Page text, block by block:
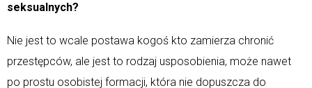
seksualnych?
Nie jest to wcale postawa kogoś kto zamierza chronić
przestępców, ale jest to rodzaj usposobienia, może nawet
po prostu osobistej formacji, która nie dopuszcza do